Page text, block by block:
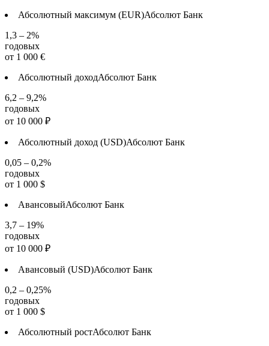
Абсолютный максимум (EUR)Абсолют Банк
1,3 – 2%
годовых
от 1 000 €
Абсолютный доходАбсолют Банк
6,2 – 9,2%
годовых
от 10 000 ₽
Абсолютный доход (USD)Абсолют Банк
0,05 – 0,2%
годовых
от 1 000 $
АвансовыйАбсолют Банк
3,7 – 19%
годовых
от 10 000 ₽
Авансовый (USD)Абсолют Банк
0,2 – 0,25%
годовых
от 1 000 $
Абсолютный ростАбсолют Банк